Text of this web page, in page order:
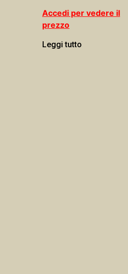
Accedi per vedere il
prezzo
Leggi tutto